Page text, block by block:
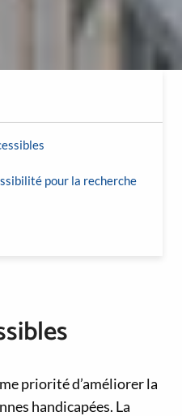
pour la recherche
priorité d’améliorer la
handicapées. La